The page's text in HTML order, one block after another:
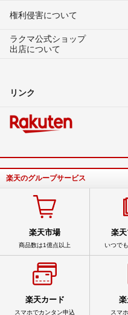
権利侵害について
ラクマ公式ショップ
出店について
リンク
楽天のグループサービス
楽天市場
商品数は1億点以上
楽
いつで
楽天カード
スマホでカンタン申込 スマ